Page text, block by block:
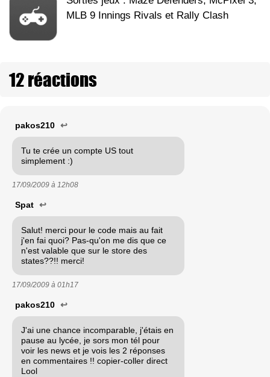
MLB 9 Innings Rivals et Rally Clash
12 réactions
pakos210 ↩
Tu te crée un compte US tout
simplement :)
17/09/2009 à 12h08
Spat ↩
Salut! merci pour le code mais au fait
j'en fai quoi? Pas-qu'on me dis que ce
n'est valable que sur le store des
states??!! merci!
17/09/2009 à 01h17
pakos210 ↩
J'ai une chance incomparable, j'étais en
pause au lycée, je sors mon tél pour
voir les news et je vois les 2 réponses
en commentaires !! copier-coller direct
Lool